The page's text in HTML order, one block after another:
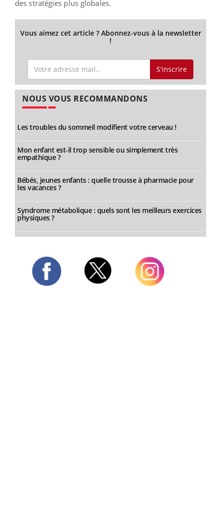
des stratégies plus globales.
Vous aimez cet article ? Abonnez-vous à la newsletter
!
S'inscrire
NOUS VOUS RECOMMANDONS
Les troubles du sommeil modifient votre cerveau !
Mon enfant est-il trop sensible ou simplement très
empathique ?
Bébés, jeunes enfants : quelle trousse à pharmacie pour
les vacances ?
Syndrome métabolique : quels sont les meilleurs exercices
physiques ?